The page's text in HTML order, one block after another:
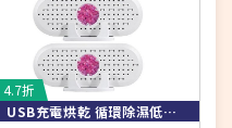
4.7折
USB充電烘乾 循環除濕低碳節能